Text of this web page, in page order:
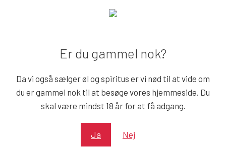
Er du gammel nok?
Da vi også sælger øl og spiritus er vi nød til at vide om
du er gammel nok til at besøge vores hjemmeside. Du
skal være mindst 18 år for at få adgang.
Ja Nej
kan
vælges
på
varesiden